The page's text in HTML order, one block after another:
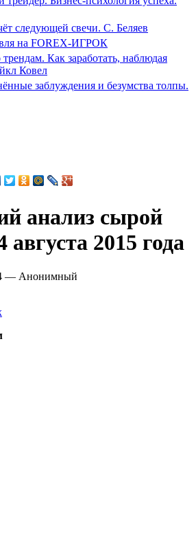
следующей свечи. С. Беляев
на FOREX-ИГРОК
Как заработать, наблюдая
Ковел
заблуждения и безумства толпы.
анализ сырой
августа 2015 года
— Анонимный